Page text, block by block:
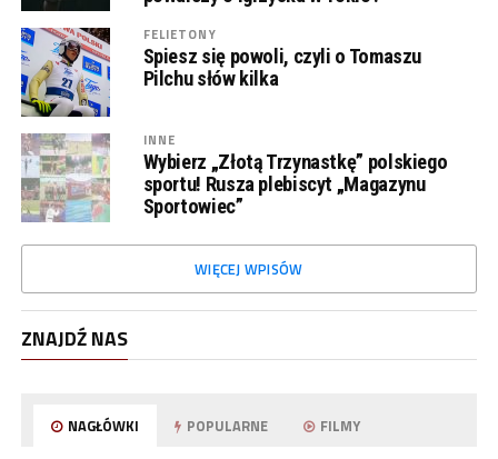
FELIETONY
Spiesz się powoli, czyli o Tomaszu
Pilchu słów kilka
INNE
Wybierz „Złotą Trzynastkę” polskiego
sportu! Rusza plebiscyt „Magazynu
Sportowiec”
WIĘCEJ WPISÓW
ZNAJDŹ NAS
NAGŁÓWKI POPULARNE FILMY